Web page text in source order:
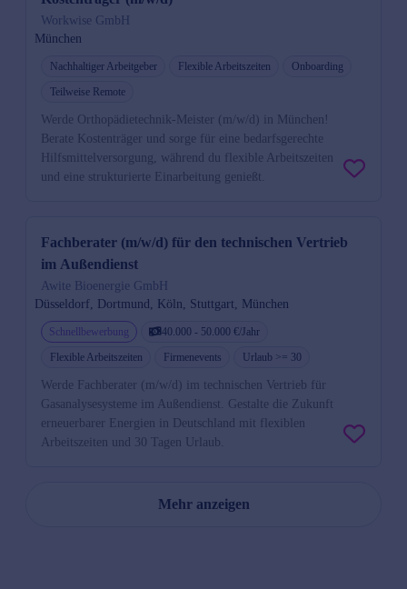
Workwise GmbH
München
Nachhaltiger Arbeitgeber Flexible Arbeitszeiten
Onboarding
Teilweise Remote
Werde Orthopädietechnik-Meister (m/w/d) in München!
Berate Kostenträger und sorge für eine bedarfsgerechte
Hilfsmittelversorgung, während du flexible Arbeitszeiten
und eine strukturierte Einarbeitung genießt.
Fachberater (m/w/d) für den technischen Vertrieb
im Außendienst
Awite Bioenergie GmbH
Düsseldorf, Dortmund, Köln, Stuttgart, München
Schnellbewerbung
40.000 - 50.000 €/Jahr
Flexible Arbeitszeiten
Firmenevents Urlaub >= 30
Werde Fachberater (m/w/d) im technischen Vertrieb für
Gasanalysesysteme im Außendienst. Gestalte die Zukunft
erneuerbarer Energien in Deutschland mit flexiblen
Arbeitszeiten und 30 Tagen Urlaub.
Mehr anzeigen